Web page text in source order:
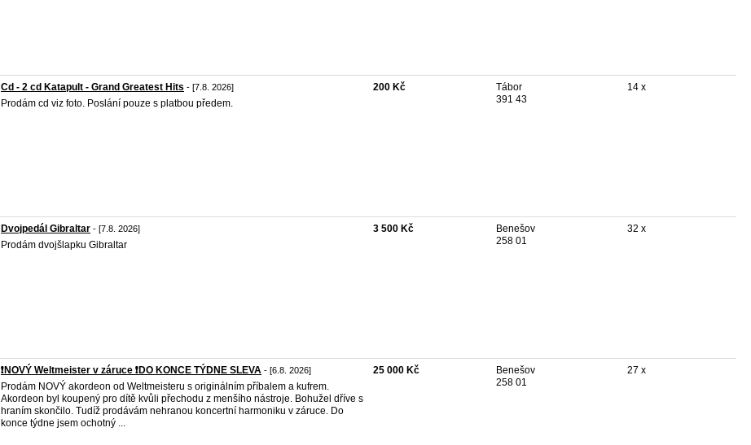
Cd - 2 cd Katapult - Grand Greatest Hits - [7.8. 2026]
Prodám cd viz foto. Poslání pouze s platbou předem.
200 Kč
Tábor
391 43
14 x
Dvojpedál Gibraltar - [7.8. 2026]
Prodám dvojšlapku Gibraltar
3 500 Kč
Benešov
258 01
32 x
❗️NOVÝ Weltmeister v záruce ❗️DO KONCE TÝDNE SLEVA - [6.8. 2026]
Prodám NOVÝ akordeon od Weltmeisteru s originálním příbalem a kufrem.
Akordeon byl koupený pro dítě kvůli přechodu z menšího nástroje. Bohužel dříve s
hraním skončilo. Tudíž prodávám nehranou koncertní harmoniku v záruce. Do
konce týdne jsem ochotný ...
25 000 Kč
Benešov
258 01
27 x